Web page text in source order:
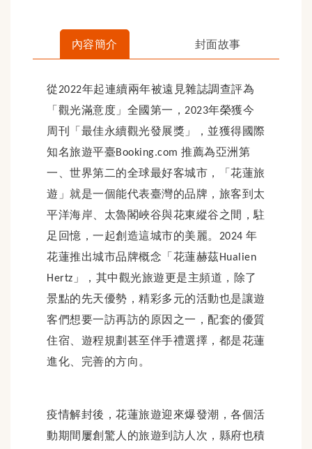
內容簡介 封面故事
從2022年起連續兩年被遠見雜誌調查評為
「觀光滿意度」全國第一， 2023年榮獲今
周刊「最佳永續觀光發展獎」，並獲得國際
知名旅遊平臺Booking.com 推薦為亞洲第
一、世界第二的全球最好客城市，「花蓮旅
遊」就是一個能代表臺灣的品牌，旅客到太
平洋海岸、太魯閣峽谷與花東縱谷之間，駐
足回憶，一起創造這城市的美麗。 2024 年
花蓮推出城市品牌概念「花蓮赫茲Hualien
Hertz 」，其中觀光旅遊更是主頻道，除了
景點的先天優勢，精彩多元的活動也是讓遊
客們想要一訪再訪的原因之一，配套的優質
住宿、遊程規劃甚至伴手禮選擇，都是花蓮
進化、完善的方向。
疫情解封後，花蓮旅遊迎來爆發潮，各個活
動期間屢創驚人的旅遊到訪人次，縣府也積